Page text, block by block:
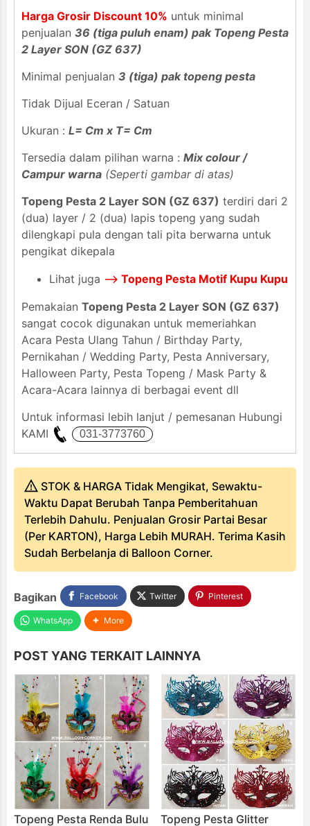
Harga Grosir Discount 10% untuk minimal
penjualan 36 (tiga puluh enam) pak Topeng Pesta
2 Layer SON (GZ 637)
Minimal penjualan 3 (tiga) pak topeng pesta
Tidak Dijual Eceran / Satuan
Ukuran : L= Cm x T= Cm
Tersedia dalam pilihan warna : Mix colour /
Campur warna (Seperti gambar di atas)
Topeng Pesta 2 Layer SON (GZ 637) terdiri dari 2
(dua) layer / 2 (dua) lapis topeng yang sudah
dilengkapi pula dengan tali pita berwarna untuk
pengikat dikepala
Lihat juga --> Topeng Pesta Motif Kupu Kupu
Pemakaian Topeng Pesta 2 Layer SON (GZ 637)
sangat cocok digunakan untuk memeriahkan
Acara Pesta Ulang Tahun / Birthday Party,
Pernikahan / Wedding Party, Pesta Anniversary,
Halloween Party, Pesta Topeng / Mask Party &
Acara-Acara lainnya di berbagai event dll
Untuk informasi lebih lanjut / pemesanan Hubungi
KAMI
STOK & HARGA Tidak Mengikat, Sewaktu-
Waktu Dapat Berubah Tanpa Pemberitahuan
Terlebih Dahulu. Penjualan Grosir Partai Besar
(Per KARTON), Harga Lebih MURAH. Terima Kasih
Sudah Berbelanja di Balloon Corner.
Bagikan Facebook Twitter Pinterest
WhatsApp More
POST YANG TERKAIT LAINNYA
Topeng Pesta Renda Bulu
Topeng Pesta Glitter